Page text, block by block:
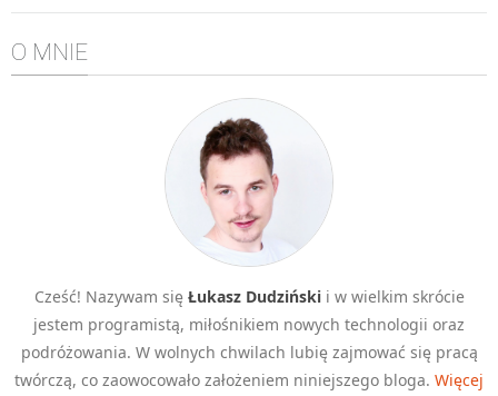
Algorytmy wyszukiwania
Inne
C++
Elementarz Java
Pascal
WEB
.htaccess
HTML 5
O MNIE
Cześć! Nazywam się Łukasz Dudzińskii w wielkim skrócie
jestem programistą, miłośnikiem nowych technologii oraz
podróżowania. W wolnych chwilach lubię zajmować się pracą
twórczą, co zaowocowało założeniem niniejszego bloga. Więcej